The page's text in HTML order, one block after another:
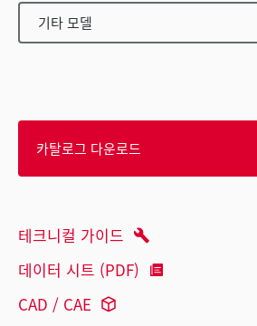
기타 모델
카탈로그 다운로드
테크니컬 가이드
데이터 시트 (PDF)
CAD / CAE